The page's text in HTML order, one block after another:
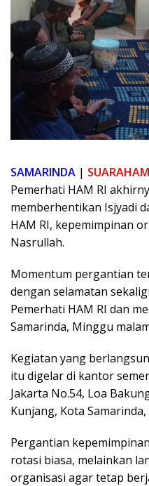
SAMARINDA | SUARAHAM
Pemerhati HAM RI
memberhentikan Isjyadi
HAM RI, kepemimpinan
Nasrullah.
Momentum pergantian
dengan selamatan
Pemerhati HAM RI dan
Samarinda, Minggu
Kegiatan yang
itu digelar di kantor
Jakarta No.54, Loa
Kunjang, Kota
Pergantian
rotasi biasa, melainkan
organisasi agar tetap